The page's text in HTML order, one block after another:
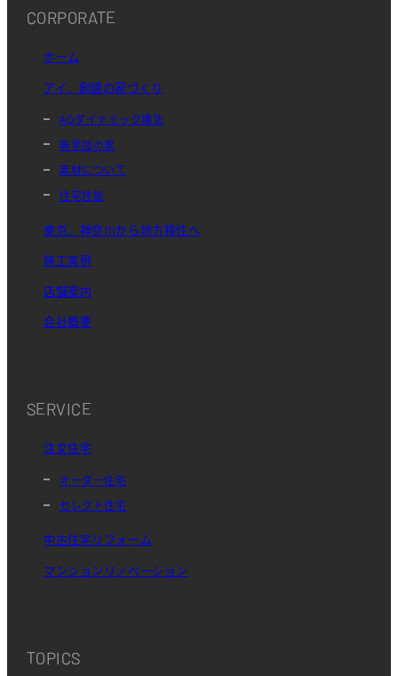
CORPORATE
ホーム
アイ．創建の家づくり
AQダイナミック構法
無添加の家
素材について
住宅性能
東京、神奈川から地方移住へ
施工実例
店舗案内
会社概要
SERVICE
注文住宅
オーダー住宅
セレクト住宅
中古住宅リフォーム
マンションリノベーション
TOPICS